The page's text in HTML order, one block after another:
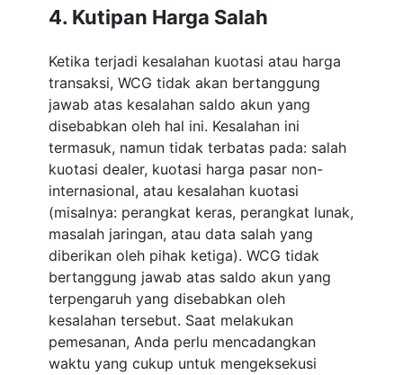
4. Kutipan Harga Salah
Ketika terjadi kesalahan kuotasi atau harga
transaksi, WCG tidak akan bertanggung
jawab atas kesalahan saldo akun yang
disebabkan oleh hal ini. Kesalahan ini
termasuk, namun tidak terbatas pada: salah
kuotasi dealer, kuotasi harga pasar non-
internasional, atau kesalahan kuotasi
(misalnya: perangkat keras, perangkat lunak,
masalah jaringan, atau data salah yang
diberikan oleh pihak ketiga). WCG tidak
bertanggung jawab atas saldo akun yang
terpengaruh yang disebabkan oleh
kesalahan tersebut. Saat melakukan
pemesanan, Anda perlu mencadangkan
waktu yang cukup untuk mengeksekusi